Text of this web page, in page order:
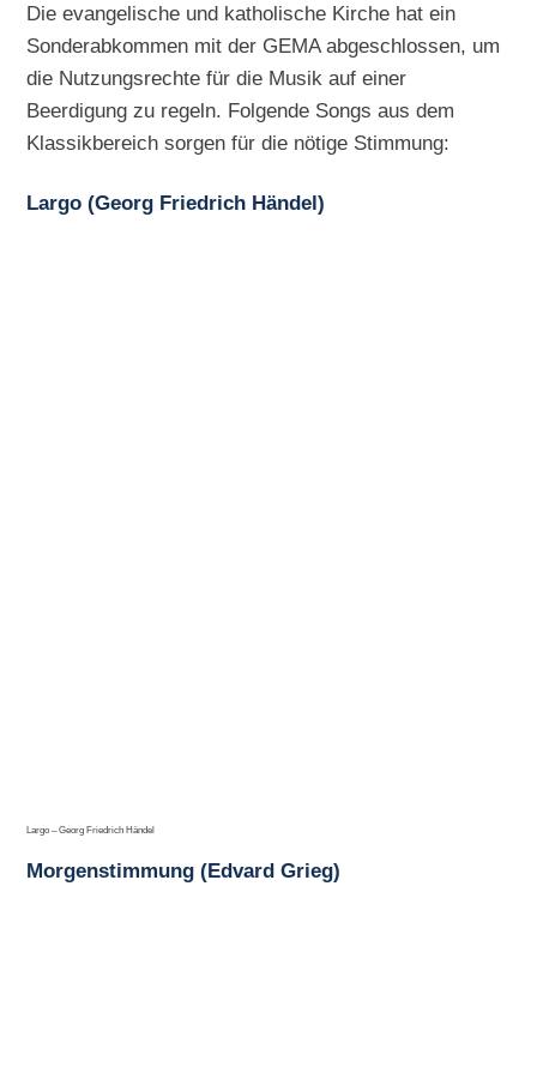
Die evangelische und katholische Kirche hat ein
Sonderabkommen mit der GEMA abgeschlossen, um
die Nutzungsrechte für die Musik auf einer
Beerdigung zu regeln. Folgende Songs aus dem
Klassikbereich sorgen für die nötige Stimmung:
Largo (Georg Friedrich Händel)
Largo – Georg Friedrich Händel
Morgenstimmung (Edvard Grieg)